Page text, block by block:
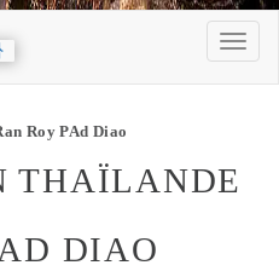
Roy PAd Diao
THAÏLANDE
DIAO